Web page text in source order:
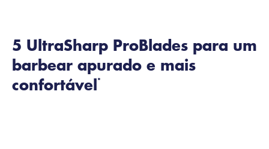
5 UltraSharp ProBlades para um
barbear apurado e mais
confortável*